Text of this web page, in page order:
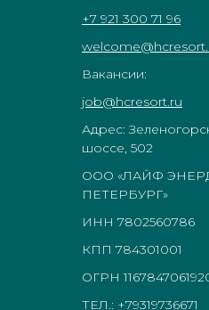
+7 921 300 71 96
Вакансии:
job@hcresort.ru
Адрес:
шоссе, 502
ООО «ЛАЙФ
ПЕТЕРБУРГ»
ИНН 7802560786
КПП 784301001
ОГРН
ТЕЛ.: +79319736671